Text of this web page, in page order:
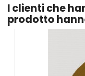
I clienti che
prodotto